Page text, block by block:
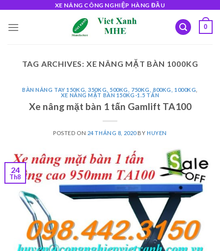
content
XE NÂNG CÔNG NGHIỆP HÀNG ĐẦU
0
TAG ARCHIVES: XE NÂNG MẶT BÀN 1000KG
BÀN NÂNG TAY 150KG, 350KG, 500KG, 750KG, 800KG, 1000KG
XE NÂNG MẶT BÀN 150KG-1.5 TẤN
Xe nâng mặt bàn 1 tấn Gamlift TA100
POSTED ON 24 THÁNG 8, 2020BY HUYEN
24
Th8